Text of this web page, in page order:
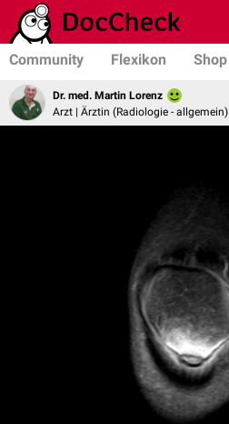
Community Flexikon Shop
Dr. med. Martin Lorenz
Arzt | Ärztin (Radiologie - allgemein)